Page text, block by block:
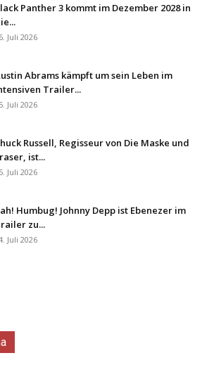
Panther 3 kommt im Dezember 2028 in
Juli 2026
Abrams kämpft um sein Leben im
Trailer...
Juli 2026
Russell, Regisseur von Die Maske und
ist...
Juli 2026
Humbug! Johnny Depp ist Ebenezer im
zu...
Juli 2026